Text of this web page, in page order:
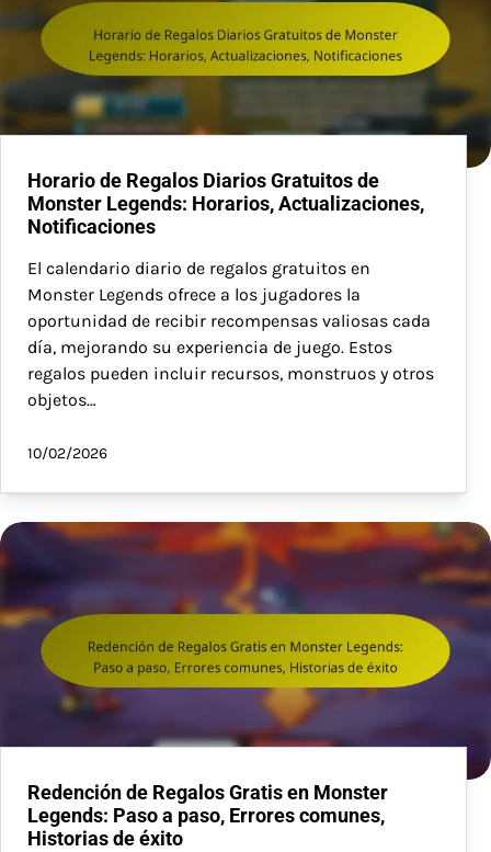
Horario de Regalos Diarios Gratuitos de
Monster Legends: Horarios, Actualizaciones,
Notificaciones
El calendario diario de regalos gratuitos en
Monster Legends ofrece a los jugadores la
oportunidad de recibir recompensas valiosas cada
día, mejorando su experiencia de juego. Estos
regalos pueden incluir recursos, monstruos y otros
objetos…
10/02/2026
Redención de Regalos Gratis en Monster
Legends: Paso a paso, Errores comunes,
Historias de éxito